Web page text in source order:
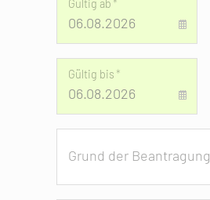
Gültig ab *
Gültig bis *
Grund der Beantragung